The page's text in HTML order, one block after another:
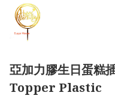
亞加力膠生日蛋
Topper Plastic